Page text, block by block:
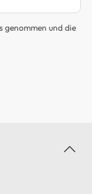
genommen und die